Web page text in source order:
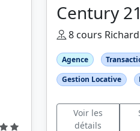
Century
8 cours
Agence
Gestion Locative
Voir les
détails